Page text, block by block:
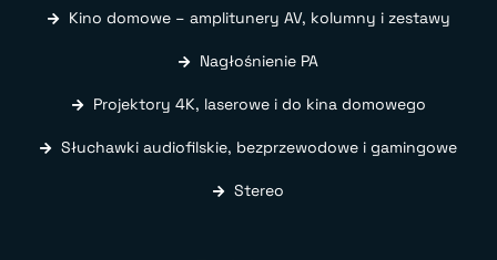
Kino domowe – amplitunery AV, kolumny i zestawy
Nagłośnienie PA
Projektory 4K, laserowe i do kina domowego
Słuchawki audiofilskie, bezprzewodowe i gamingowe
Stereo